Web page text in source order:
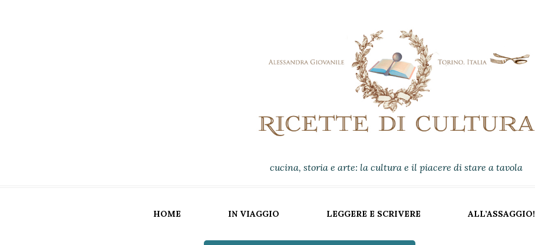
cucina, storia e arte: la cultura e il piacere di stare a tavola
HOME IN VIAGGIO LEGGERE E SCRIVERE ALL’ASSAGGIO!